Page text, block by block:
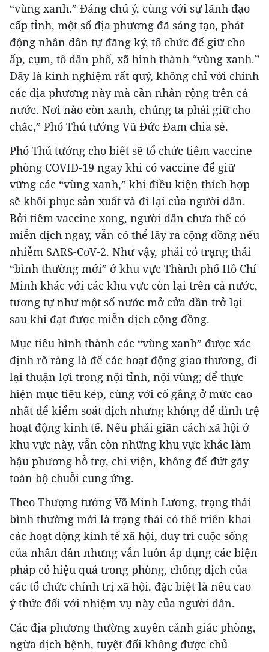
“vùng xanh.” Đáng chú ý, cùng với sự lãnh đạo
cấp tỉnh, một số địa phương đã sáng tạo, phát
động nhân dân tự đăng ký, tổ chức để giữ cho
ấp, cụm, tổ dân phố, xã hình thành “vùng xanh.”
Đây là kinh nghiệm rất quý, không chỉ với chính
các địa phương này mà cần nhân rộng trên cả
nước. Nơi nào còn xanh, chúng ta phải giữ cho
chắc,” Phó Thủ tướng Vũ Đức Đam chia sẻ.
Phó Thủ tướng cho biết sẽ tổ chức tiêm vaccine
phòng COVID-19 ngay khi có vaccine để giữ
vững các “vùng xanh,” khi điều kiện thích hợp
sẽ khôi phục sản xuất và đi lại của người dân.
Bởi tiêm vaccine xong, người dân chưa thể có
miễn dịch ngay, vẫn có thể lây ra cộng đồng nếu
nhiễm SARS-CoV-2. Như vậy, phải có trạng thái
“bình thường mới” ở khu vực Thành phố Hồ Chí
Minh khác với các khu vực còn lại trên cả nước,
tương tự như một số nước mở cửa dần trở lại
sau khi đạt được miễn dịch cộng đồng.
Mục tiêu hình thành các “vùng xanh” được xác
định rõ ràng là để các hoạt động giao thương, đi
lại thuận lợi trong nội tỉnh, nội vùng; để thực
hiện mục tiêu kép, cùng với cố gắng ở mức cao
nhất để kiểm soát dịch nhưng không để đình trệ
hoạt động kinh tế. Nếu phải giãn cách xã hội ở
khu vực này, vẫn còn những khu vực khác làm
hậu phương hỗ trợ, chi viện, không để đứt gãy
toàn bộ chuỗi cung ứng.
Theo Thượng tướng Võ Minh Lương, trạng thái
bình thường mới là trạng thái có thể triển khai
các hoạt động kinh tế xã hội, duy trì cuộc sống
của nhân dân nhưng vẫn luôn áp dụng các biện
pháp có hiệu quả trong phòng, chống dịch của
các tổ chức chính trị xã hội, đặc biệt là nêu cao
ý thức đối với nhiệm vụ này của người dân.
Các địa phương thường xuyên cảnh giác phòng,
ngừa dịch bệnh, tuyệt đối không được chủ